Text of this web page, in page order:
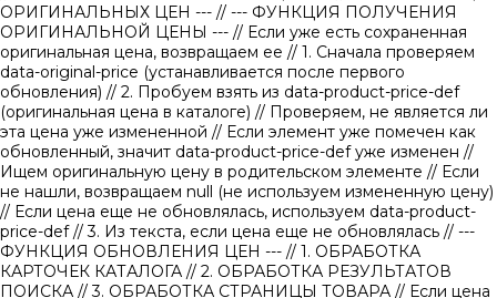
ОРИГИНАЛЬНЫХ ЦЕН --- // --- ФУНКЦИЯ ПОЛУЧЕНИЯ
ОРИГИНАЛЬНОЙ ЦЕНЫ --- // Если уже есть сохраненная
оригинальная цена, возвращаем ее // 1. Сначала проверяем
data-original-price (устанавливается после первого
обновления) // 2. Пробуем взять из data-product-price-def
(оригинальная цена в каталоге) // Проверяем, не является ли
эта цена уже измененной // Если элемент уже помечен как
обновленный, значит data-product-price-def уже изменен //
Ищем оригинальную цену в родительском элементе // Если
не нашли, возвращаем null (не используем измененную цену)
// Если цена еще не обновлялась, используем data-product-
price-def// 3. Из текста, если цена еще не обновлялась // ---
ФУНКЦИЯ ОБНОВЛЕНИЯ ЦЕН --- // 1. ОБРАБОТКА
КАРТОЧЕК КАТАЛОГА // 2. ОБРАБОТКА РЕЗУЛЬТАТОВ
ПОИСКА // 3. ОБРАБОТКА СТРАНИЦЫ ТОВАРА // Если цена